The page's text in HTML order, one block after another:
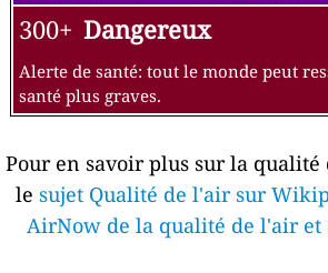
300+ Dangereux
Alerte de santé: tout le monde peut
santé plus graves.
Pour en savoir plus sur la
le sujet Qualité de l'air sur
AirNow de la qualité de l'air et